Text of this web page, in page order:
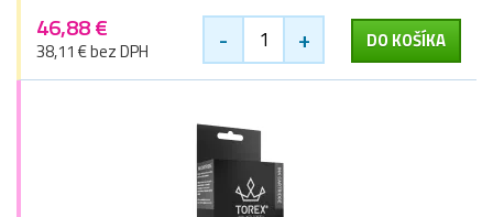
46,88 €
38,11 € bez DPH - + DO KOŠÍKA